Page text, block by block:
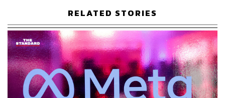
ตัดสินใจแบบ End-to-End ได้อย่างแม่นยำ
AI Guardrails การใช้งาน AI อย่างมีความรับผิดชอบ
เพื่อลดความเสี่ยง ผ่านการสร้างความตระหนักรู้และ
การกำกับดูแลที่มีความครอบคลุม แต่ยังคงมีความ
ยืดหยุ่น
RELATED STORIES